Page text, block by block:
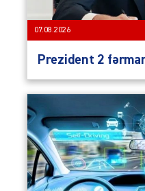
07.08.2026
Prezident 2